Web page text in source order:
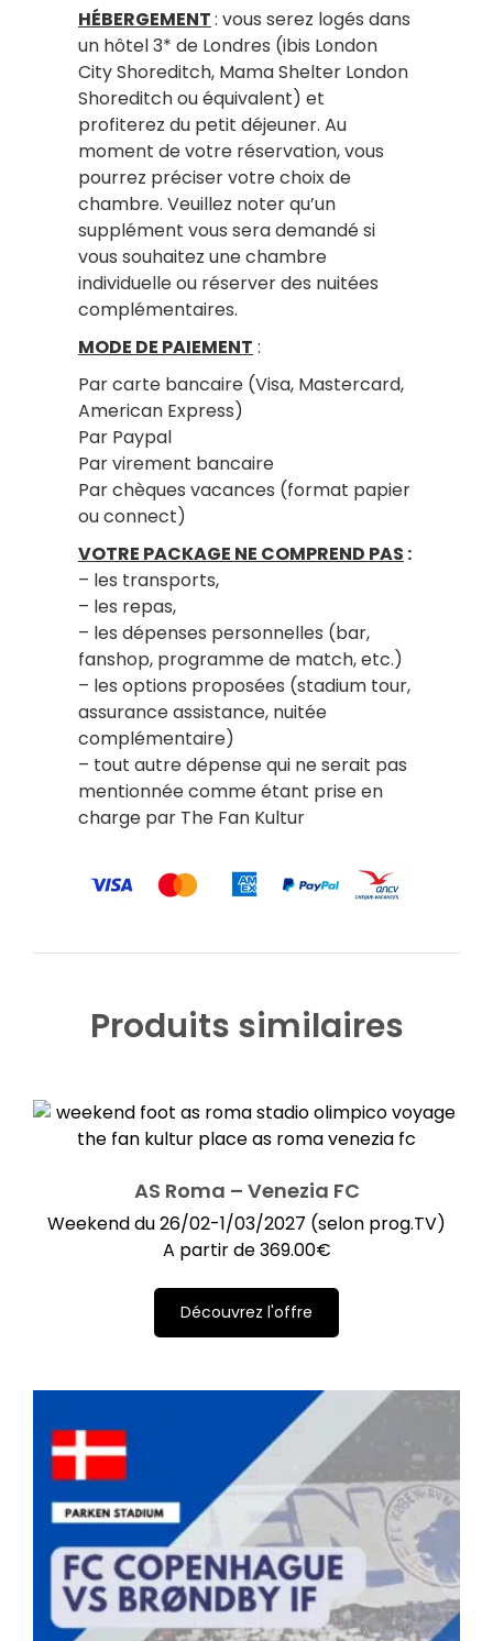
HÉBERGEMENT: vous serez logés dans
un hôtel 3* de Londres (ibis London
City Shoreditch, Mama Shelter London
Shoreditch ou équivalent) et
profiterez du petit déjeuner. Au
moment de votre réservation, vous
pourrez préciser votre choix de
chambre. Veuillez noter qu’un
supplément vous sera demandé si
vous souhaitez une chambre
individuelle ou réserver des nuitées
complémentaires.
MODE DE PAIEMENT :
Par carte bancaire (Visa, Mastercard,
American Express)
Par Paypal
Par virement bancaire
Par chèques vacances (format papier
ou connect)
VOTRE PACKAGE NE COMPREND PAS :
– les transports,
– les repas,
– les dépenses personnelles (bar,
fanshop, programme de match, etc.)
– les options proposées (stadium tour,
assurance assistance, nuitée
complémentaire)
– tout autre dépense qui ne serait pas
mentionnée comme étant prise en
charge par The Fan Kultur
Produits similaires
AS Roma – Venezia FC
Weekend du 26/02-1/03/2027 (selon prog.TV)
A partir de369.00€
Découvrez l'offre